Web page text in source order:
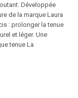
Développée
de la marque Laura
: prolonger la tenue
et léger. Une
tenue La